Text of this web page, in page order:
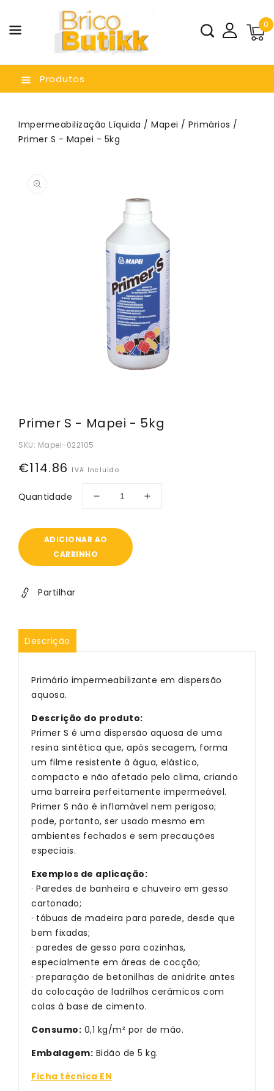
0
Produtos
Impermeabilização Líquida / Mapei / Primários /
Primer S - Mapei - 5kg
Primer S - Mapei - 5kg
SKU: Mapei-022105
Preço
€114.86 IVA Incluido
Quantidade
Diminuir
quantidade
de
Primer
S
Aumentar
ADICIONAR AO
CARRINHO
Partilhar
Descrição
Primário impermeabilizante em dispersão
aquosa.
Descrição do produto:
Primer S é uma dispersão aquosa de uma
resina sintética que, após secagem, forma
um filme resistente à água, elástico,
compacto e não afetado pelo clima, criando
uma barreira perfeitamente impermeável.
Primer S não é inflamável nem perigoso;
pode, portanto, ser usado mesmo em
ambientes fechados e sem precauções
especiais.
Exemplos de aplicação:
· Paredes de banheira e chuveiro em gesso
cartonado;
· tábuas de madeira para parede, desde que
bem fixadas;
· paredes de gesso para cozinhas,
especialmente em áreas de cocção;
· preparação de betonilhas de anidrite antes
da colocação de ladrilhos cerâmicos com
colas à base de cimento.
Consumo: 0,1 kg/m² por de mão.
Embalagem: Bidão de 5 kg.
Ficha técnica EN